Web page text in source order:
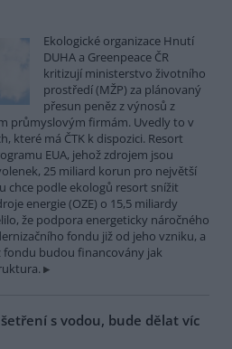
Ekologické organizace Hnutí
DUHA a Greenpeace ČR
kritizují ministerstvo životního
prostředí (MŽP) za plánovaný
přesun peněz z výnosů z
průmyslovým firmám. Uvedly to v
které má ČTK k dispozici. Resort
EUA, jehož zdrojem jsou
25 miliard korun pro největší
chce podle ekologů resort snížit
energie (OZE) o 15,5 miliardy
že podpora energeticky náročného
fondu již od jeho vzniku, a
fondu budou financovány jak
s vodou, bude dělat víc